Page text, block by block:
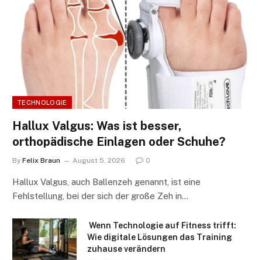
TECHNOLOGIE
Hallux Valgus: Was ist besser,
orthopädische Einlagen oder Schuhe?
By Felix Braun August 5, 2026 0
Hallux Valgus, auch Ballenzeh genannt, ist eine
Fehlstellung, bei der sich der große Zeh in…
Wenn Technologie auf Fitness trifft:
Wie digitale Lösungen das Training
zuhause verändern